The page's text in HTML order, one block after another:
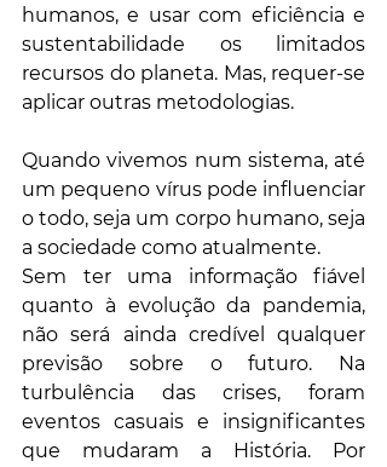
humanos, e usar com eficiência e
sustentabilidade os limitados
recursos do planeta. Mas, requer-se
aplicar outras metodologias.
Quando vivemos num sistema, até
um pequeno vírus pode influenciar
o todo, seja um corpo humano, seja
a sociedade como atualmente.
Sem ter uma informação fiável
quanto à evolução da pandemia,
não será ainda credível qualquer
previsão sobre o futuro. Na
turbulência das crises, foram
eventos casuais e insignificantes
que mudaram a História. Por